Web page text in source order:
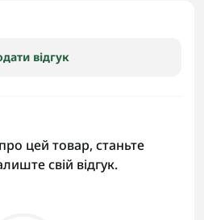
відгук
цей товар, станьте
свій відгук.